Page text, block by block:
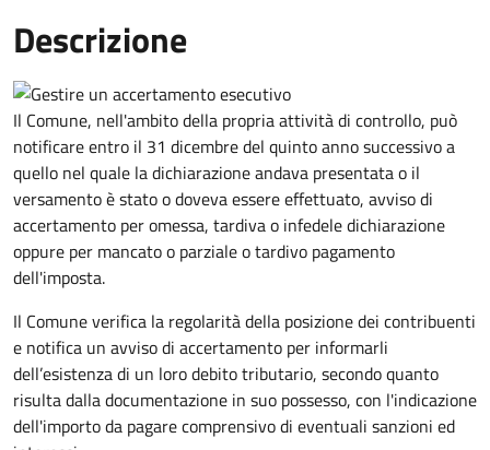
Descrizione
Il Comune, nell'ambito della propria attività di controllo, può
notificare entro il 31 dicembre del quinto annosuccessivo a
quello nel quale la dichiarazione andava presentata o il
versamento è stato o doveva essere effettuato, avviso di
accertamento per omessa, tardiva o infedele dichiarazione
oppure per mancato o parziale o tardivo pagamento
dell'imposta.
Il Comune verifica la regolarità della posizione dei contribuenti
e notifica un avviso di accertamento per informarli
dell’esistenza di un loro debito tributario, secondo quanto
risulta dalla documentazione in suo possesso, con l'indicazione
dell'importo da pagare comprensivo di eventuali sanzioni ed